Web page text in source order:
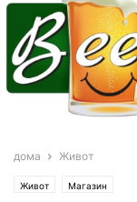
дома Живот
Живот Магазин